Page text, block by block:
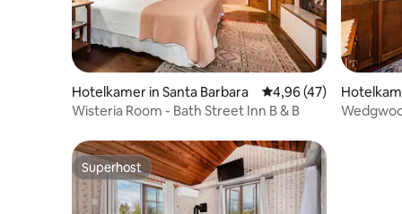
Hotelkamer in Santa Barbara Gemiddelde
4,96 (47)
Wisteria Room - Bath Street Inn B & B
Superhost
Superhost